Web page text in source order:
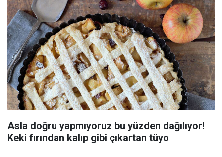
Asla doğru yapmıyoruz bu yüzden dağılıyor!
Keki fırından kalıp gibi çıkartan tüyo